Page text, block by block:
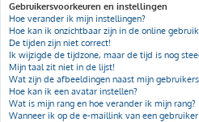
Gebruikersvoorkeuren en instellingen
Hoe verander ik mijn instellingen?
Hoe kan ik onzichtbaar zijn in de online
De tijden zijn niet correct!
Ik wijzigde de tijdzone, maar de tijd is nog
Mijn taal zit niet in de lijst!
Wat zijn de afbeeldingen naast mijn
Hoe kan ik een avatar instellen?
Wat is mijn rang en hoe verander ik mijn rang?
Wanneer ik op de e-maillink van een